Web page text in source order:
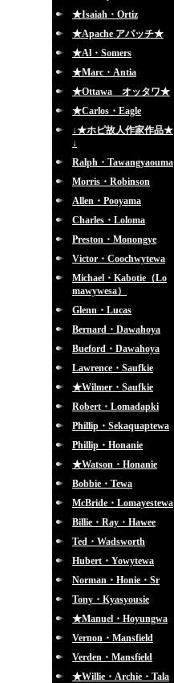
★Isaiah・Ortiz
★Apache アパッチ★
★Al・Somers
★Marc・Antia
★Ottawa オッタワ★
★Carlos・Eagle
↓★ホピ故人作家作品★
↓
Ralph・Tawangyaouma
Morris・Robinson
Allen・Pooyama
Charles・Loloma
Preston・Monongye
Victor・Coochwytewa
Michael・Kabotie（Lo
mawywesa）
Glenn・Lucas
Bernard・Dawahoya
Bueford・Dawahoya
Lawrence・Saufkie
★Wilmer・Saufkie
Robert・Lomadapki
Phillip・Sekaquaptewa
Phillip・Honanie
★Watson・Honanie
Bobbie・Tewa
McBride・Lomayestewa
Billie・Ray・Hawee
Ted・Wadsworth
Hubert・Yowytewa
Norman・Honie・Sr
Tony・Kyasyousie
★Manuel・Hoyungwa
Vernon・Mansfield
Verden・Mansfield
★Willie・Archie・Tala